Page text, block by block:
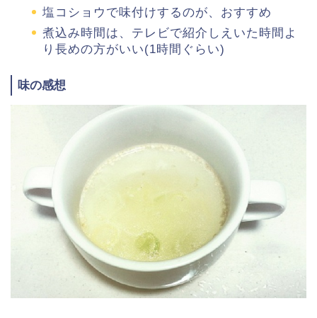
塩コショウで味付けするのが、おすすめ
煮込み時間は、テレビで紹介しえいた時間よ
り長めの方がいい(1時間ぐらい)
味の感想